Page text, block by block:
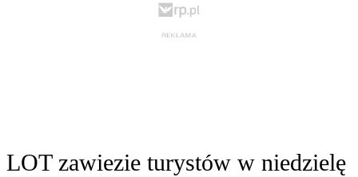
LOT zawiezie turystów w niedzielę